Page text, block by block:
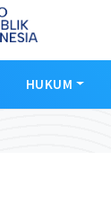
HUKUM